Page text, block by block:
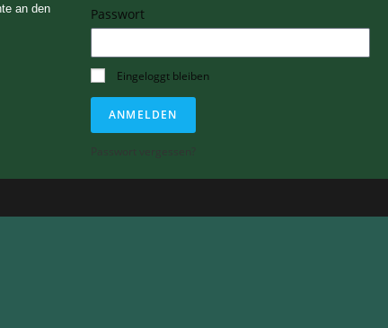
an den
Passwort
Eingeloggt bleiben
ANMELDEN
Passwort vergessen?